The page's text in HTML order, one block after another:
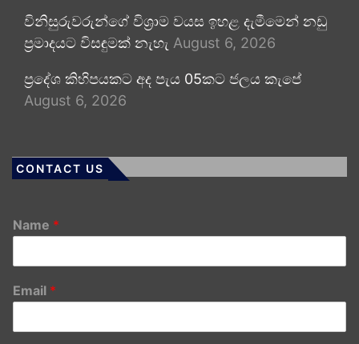
විනිසුරුවරුන්ගේ විශ්‍රාම වයස ඉහළ දැමීමෙන් නඩු
ප්‍රමාදයට විසඳුමක් නැහැ August 6, 2026
ප්‍රදේශ කිහිපයකට අද පැය 05කට ජලය කැපේ
August 6, 2026
CONTACT US
Name *
Email *